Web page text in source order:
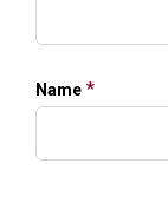
Name *